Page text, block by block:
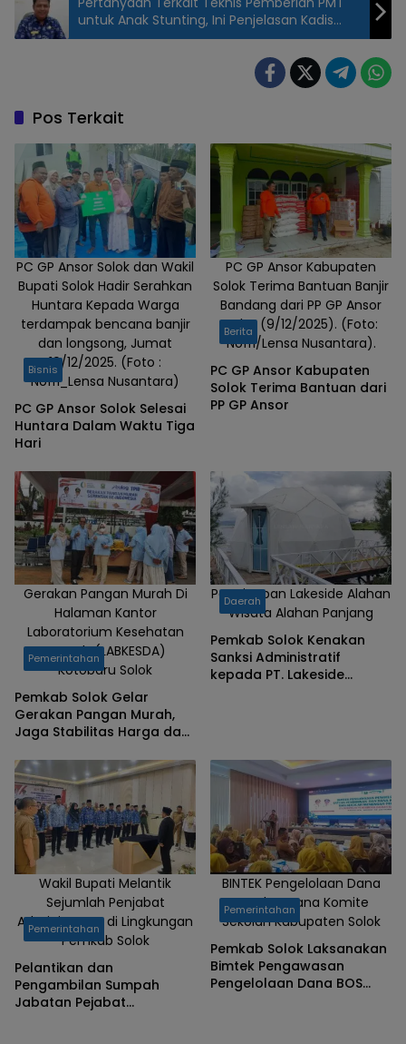
percepatan
stunting(
TPPS ) Di
aula islamic
center koto
baru
untuk Anak Stunting, Ini Penjelasan Kadis
Kesehatan Bulukumba
Pos Terkait
PC GP Ansor Solok dan Wakil
Bupati Solok Hadir Serahkan
Huntara Kepada Warga
terdampak bencana banjir
dan longsong, Jumat
19/12/2025. (Foto :
Nofri_Lensa Nusantara)
Bisnis
PC GP Ansor Solok Selesai
Huntara Dalam Waktu Tiga
Hari
PC GP Ansor Kabupaten
Solok Terima Bantuan Banjir
Bandang dari PP GP Ansor
Rabu (9/12/2025). (Foto:
Nofri/Lensa Nusantara).
Berita
PC GP Ansor Kabupaten
Solok Terima Bantuan dari
PP GP Ansor
Gerakan Pangan Murah Di
Halaman Kantor
Laboratorium Kesehatan
Daerah (LABKESDA)
Kotobaru Solok
Pemerintahan
Pemkab Solok Gelar
Gerakan Pangan Murah,
Jaga Stabilitas Harga dan
Penginapan Lakeside Alahan
Wisata Alahan Panjang
Daerah
Pemkab Solok Kenakan
Sanksi Administratif
kepada PT. Lakeside
Wakil Bupati Melantik
Sejumlah Penjabat
Administrator di Lingkungan
Pemkab Solok
Pemerintahan
Pelantikan dan
Pengambilan Sumpah
Jabatan Pejabat
BINTEK Pengelolaan Dana
Bos dan Dana Komite
Sekolah Kabupaten Solok
Pemerintahan
Pemkab Solok Laksanakan
Bimtek Pengawasan
Pengelolaan Dana BOS